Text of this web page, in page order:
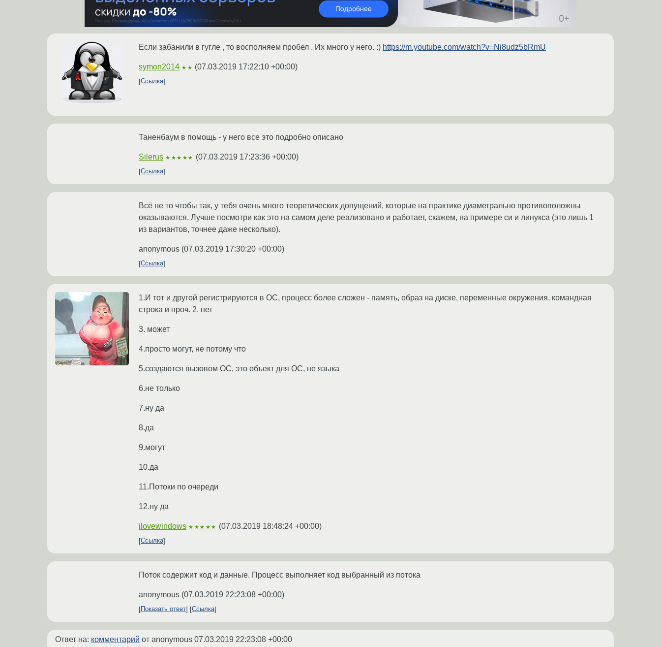
Если забанили в гугле , то восполняем пробел . Их много у него. :) https://m.youtube.com/watch?v=Ni8udz5bRmU
symon2014 ★★ (07.03.2019 17:22:10 +00:00)
Ссылка
Таненбаум в помощь - у него все это подробно описано
Silerus ★★★★★ (07.03.2019 17:23:36 +00:00)
Ссылка
Всё не то чтобы так, у тебя очень много теоретических допущений, которые на практике диаметрально противоположны
оказываются. Лучше посмотри как это на самом деле реализовано и работает, скажем, на примере си и линукса (это лишь 1
из вариантов, точнее даже несколько).
anonymous (07.03.2019 17:30:20 +00:00)
Ссылка
1.И тот и другой регистрируются в ОС, процесс более сложен - память, образ на диске, переменные окружения, командная
строка и проч. 2. нет
3. может
4.просто могут, не потому что
5.создаются вызовом ОС, это объект для ОС, не языка
6.не только
7.ну да
8.да
9.могут
10.да
11.Потоки по очереди
12.ну да
ilovewindows ★★★★★ (07.03.2019 18:48:24 +00:00)
Ссылка
Поток содержит код и данные. Процесс выполняет код выбранный из потока
anonymous (07.03.2019 22:23:08 +00:00)
Показать ответ Ссылка
Ответ на: комментарий от anonymous 07.03.2019 22:23:08 +00:00